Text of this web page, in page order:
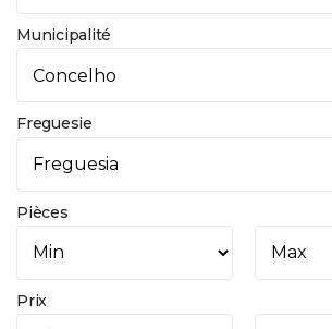
Municipalité
Freguesie
Pièces
Prix